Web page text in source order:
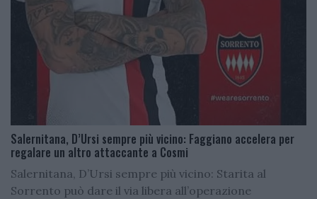
Salernitana, D’Ursi sempre più vicino: Faggiano accelera per
regalare un altro attaccante a Cosmi
Salernitana, D’Ursi sempre più vicino: Starita al
Sorrento può dare il via libera all’operazione